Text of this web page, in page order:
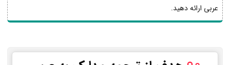
عربی ارائه دهید.